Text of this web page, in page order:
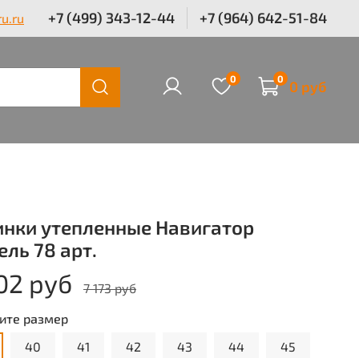
+7 (499) 343-12-44 +7 (964) 642-51-84
0 0 0 руб
утепленные Навигатор
78 арт.
руб
7 173 руб
размер
40 41 42 43 44 45